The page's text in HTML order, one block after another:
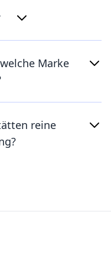
Marke
reine